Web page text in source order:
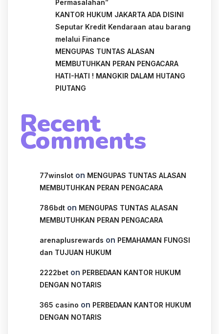
Permasalahan”
KANTOR HUKUM JAKARTA ADA DISINI
Seputar Kredit Kendaraan atau barang
melalui Finance
MENGUPAS TUNTAS ALASAN
MEMBUTUHKAN PERAN PENGACARA
HATI-HATI ! MANGKIR DALAM HUTANG
PIUTANG
Recent
Comments
77winslot on MENGUPAS TUNTAS ALASAN
MEMBUTUHKAN PERAN PENGACARA
786bdt on MENGUPAS TUNTAS ALASAN
MEMBUTUHKAN PERAN PENGACARA
arenaplusrewards on PEMAHAMAN FUNGSI
dan TUJUAN HUKUM
2222bet on PERBEDAAN KANTOR HUKUM
DENGAN NOTARIS
365 casino on PERBEDAAN KANTOR HUKUM
DENGAN NOTARIS